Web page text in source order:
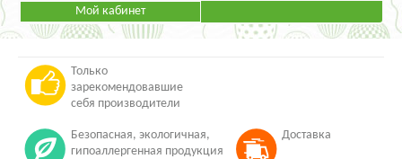
Режим работы:
Пн-Пт: с 09.00 до 19.00
НАПИСАТЬ ПИСЬМО
Мой кабинет
Только
зарекомендовавшие
себя производители
Безопасная, экологичная,
гипоаллергенная продукция
Доставка